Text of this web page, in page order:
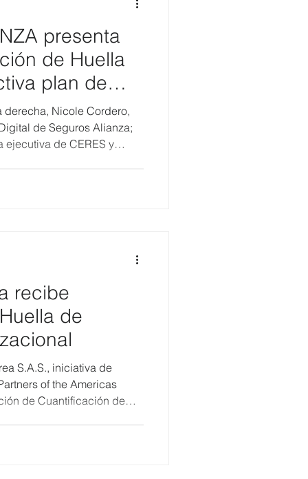
presenta
de Huella
plan de
derecha, Nicole Cordero,
de Seguros Alianza;
ejecutiva de CERES y
recibe
de
S.A.S., iniciativa de
of the Americas
de Cuantificación de
del Programa Ecuador